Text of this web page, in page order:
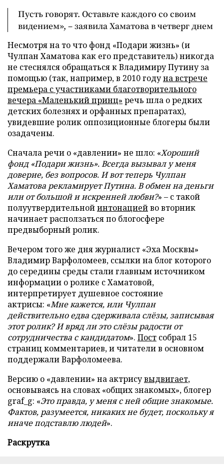
Пусть говорят. Оставьте каждого со своим
видением», – заявила Хаматова в четверг днем
Несмотря на то что фонд «Подари жизнь» (и
Чулпан Хаматова как его представитель) никогда
не стеснялся обращаться к Владимиру Путину за
помощью (так, например, в 2010 годуна встрече
премьера с участниками благотворительного
вечера «Маленький принц» речь шла о редких
детских болезнях и орфанных препаратах),
увидевшие ролик оппозиционные блогеры были
озадачены.
Сначала речи о «давлении» не шло: «Хороший
фонд «Подари жизнь». Всегда вызывал у меня
доверие, без вопросов. И вот теперь Чулпан
Хаматова рекламирует Путина. В обмен на деньги
или от большой и искренней любви?» – с такой
полуутвердительнойинтонациейво вторник
начинает расползаться по блогосфере
предвыборный ролик.
Вечером того же дня журналист «Эха Москвы»
Владимир Варфоломеев, ссылки на блог которого
до середины среды стали главным источником
информации о ролике с Хаматовой,
интерпретирует душевное состояние
актрисы: «Мне кажется, или Чулпан
действительно едва сдерживала слёзы, записывая
этот ролик? И вряд ли это слёзы радости от
сотрудничества с кандидатом». Пост собрал 15
страниц комментариев, и читатели в основном
поддержали Варфоломеева.
Версию о «давлении» на актрисувыдвигает,
основываясь на словах «общих знакомых», блогер
graf_g: «Это правда, у меня с ней общие знакомые.
Фактов, разумеется, никаких не будет, поскольку я
иначе подставлю людей».
Раскрутка